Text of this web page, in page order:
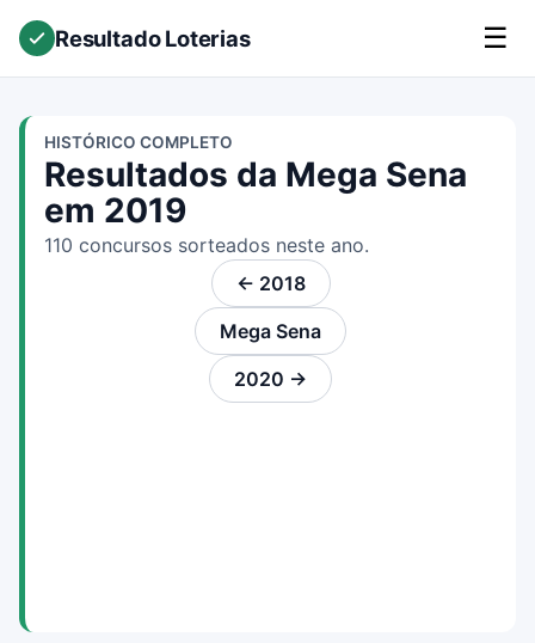
Resultado Loterias ☰
HISTÓRICO COMPLETO
Resultados da Mega Sena
em 2019
110 concursos sorteados neste ano.
← 2018
Mega Sena
2020 →